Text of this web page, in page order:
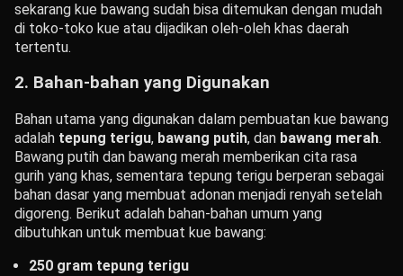
sekarang kue bawang sudah bisa ditemukan dengan mudah
di toko-toko kue atau dijadikan oleh-oleh khas daerah
tertentu.
2. Bahan-bahan yang Digunakan
Bahan utama yang digunakan dalam pembuatan kue bawang
adalah tepung terigu, bawang putih, dan bawang merah.
Bawang putih dan bawang merah memberikan cita rasa
gurih yang khas, sementara tepung terigu berperan sebagai
bahan dasar yang membuat adonan menjadi renyah setelah
digoreng. Berikut adalah bahan-bahan umum yang
dibutuhkan untuk membuat kue bawang:
250 gram tepung terigu